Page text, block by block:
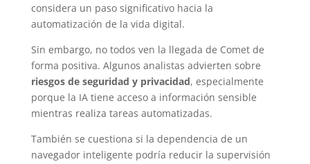
considera un paso significativo hacia la
automatización de la vida digital.
Sin embargo, no todos ven la llegada de Comet de
forma positiva. Algunos analistas advierten sobre
riesgos de seguridad y privacidad, especialmente
porque la IA tiene acceso a información sensible
mientras realiza tareas automatizadas.
También se cuestiona si la dependencia de un
navegador inteligente podría reducir la supervisión